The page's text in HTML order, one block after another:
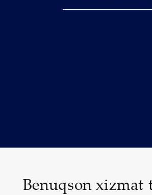
Benuqson xizmat